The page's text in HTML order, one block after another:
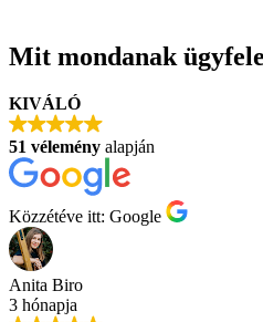
Mit mondanak
KIVÁLÓ
51 vélemény alapján
Közzétéve itt: Google
Anita Biro
3 hónapja